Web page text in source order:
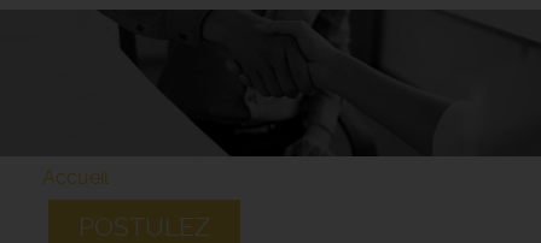
Accueil
POSTULEZ